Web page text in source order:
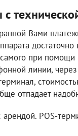
Вами
при помощи
линии,
отпадает
арендой. РOS-